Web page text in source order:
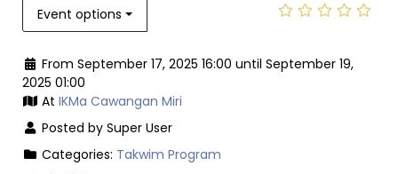
Event options
From September 17, 2025 16:00 until September 19,
2025 01:00
At IKMa Cawangan Miri
Posted by Super User
Categories: Takwim Program